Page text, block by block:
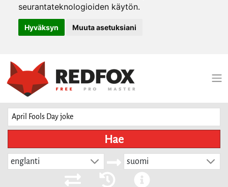
seurantateknologioiden käytön.
Hyväksyn Muuta asetuksiani
Hae
englanti suomi